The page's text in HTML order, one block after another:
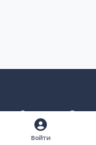
Светлый режим
ТемныйКак в
Войти